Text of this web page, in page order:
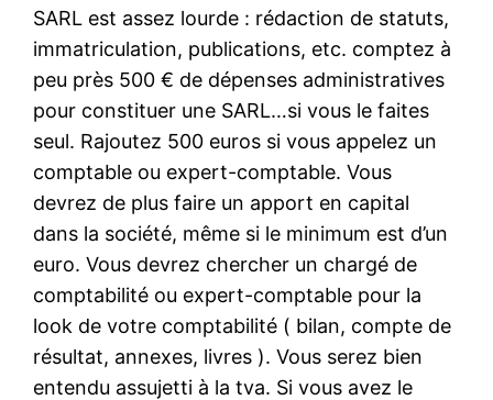
SARL est assez lourde : rédaction de statuts,
immatriculation, publications, etc. comptez à
peu près 500 € de dépenses administratives
pour constituer une SARL…si vous le faites
seul. Rajoutez 500 euros si vous appelez un
comptable ou expert-comptable. Vous
devrez de plus faire un apport en capital
dans la société, même si le minimum est d’un
euro. Vous devrez chercher un chargé de
comptabilité ou expert-comptable pour la
look de votre comptabilité ( bilan, compte de
résultat, annexes, livres ). Vous serez bien
entendu assujetti à la tva. Si vous avez le